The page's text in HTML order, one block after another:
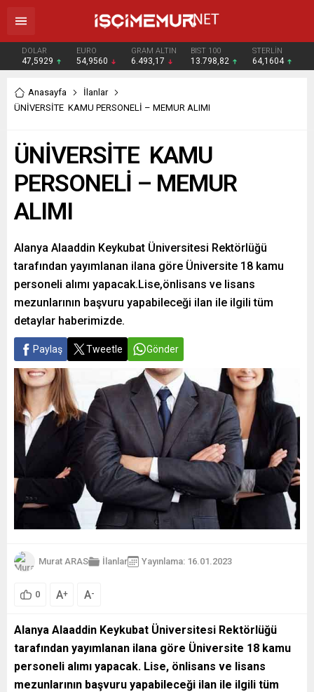
DOLAR
47,5929
EURO
54,9560
GRAM ALTIN
6.493,17
BIST 100
13.798,82
STERLİN
64,1604
Anasayfa
İlanlar
ÜNİVERSİTE KAMU PERSONELİ – MEMUR ALIMI
ÜNİVERSİTE KAMU
PERSONELİ – MEMUR
ALIMI
Alanya Alaaddin Keykubat Üniversitesi Rektörlüğü
tarafından yayımlanan ilana göre Üniversite 18 kamu
personeli alımı yapacak.Lise,önlisans ve lisans
mezunlarının başvuru yapabileceği ilan ile ilgili tüm
detaylar haberimizde.
Paylaş Tweetle Gönder
Murat ARAS İlanlar Yayınlama: 16.01.2023
0 A+ A-
Alanya Alaaddin Keykubat Üniversitesi Rektörlüğü
tarafından yayımlanan ilana göre Üniversite 18 kamu
personeli alımı yapacak. Lise, önlisans ve lisans
mezunlarının başvuru yapabileceği ilan ile ilgili tüm